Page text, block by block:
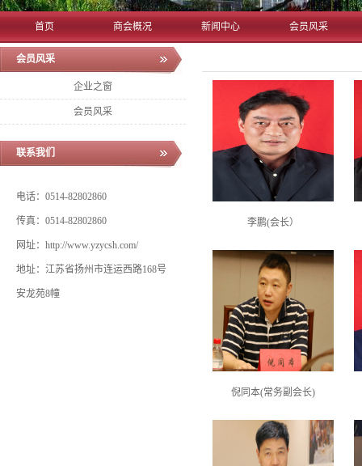
首页 商会概况 新闻中心 会员风采
会员风采
企业之窗
会员风采
联系我们
电话：0514-82802860
传真：0514-82802860
网址：http://www.yzycsh.com/
地址：江苏省扬州市连运西路168号
安龙苑8幢
李鹏(会长）
倪同本(常务副会长)